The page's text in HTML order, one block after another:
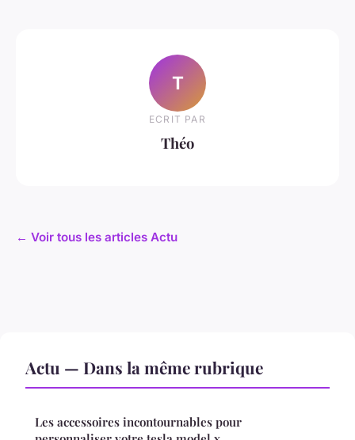
T
ECRIT PAR
Théo
← Voir tous les articles Actu
Actu — Dans la même rubrique
Les accessoires incontournables pour